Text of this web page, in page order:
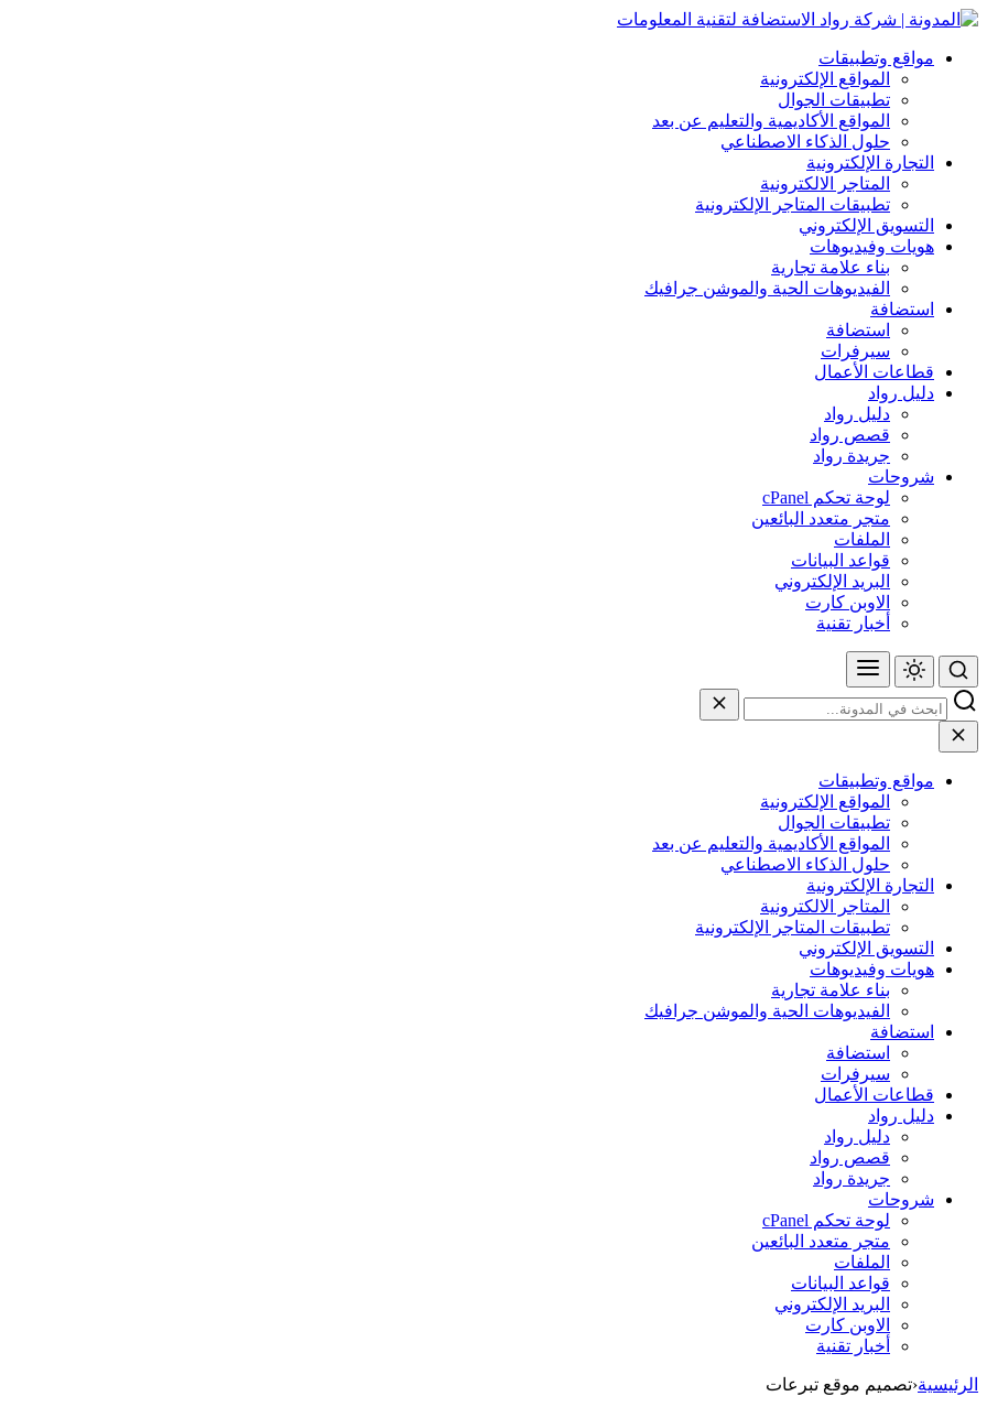
مواقع وتطبيقات
المواقع الإلكترونية
تطبيقات الجوال
المواقع الأكاديمية والتعليم عن بعد
حلول الذكاء الاصطناعي
التجارة الإلكترونية
المتاجر الالكترونية
تطبيقات المتاجر الإلكترونية
التسويق الإلكتروني
هويات وفيديوهات
بناء علامة تجارية
الفيديوهات الحية والموشن جرافيك
استضافة
استضافة
سيرفرات
قطاعات الأعمال
دليل رواد
دليل رواد
قصص رواد
جريدة رواد
شروحات
لوحة تحكم cPanel
متجر متعدد البائعين
الملفات
قواعد البيانات
البريد الإلكتروني
الاوبن كارت
أخبار تقنية
مواقع وتطبيقات
المواقع الإلكترونية
تطبيقات الجوال
المواقع الأكاديمية والتعليم عن بعد
حلول الذكاء الاصطناعي
التجارة الإلكترونية
المتاجر الالكترونية
تطبيقات المتاجر الإلكترونية
التسويق الإلكتروني
هويات وفيديوهات
بناء علامة تجارية
الفيديوهات الحية والموشن جرافيك
استضافة
استضافة
سيرفرات
قطاعات الأعمال
دليل رواد
دليل رواد
قصص رواد
جريدة رواد
شروحات
لوحة تحكم cPanel
متجر متعدد البائعين
الملفات
قواعد البيانات
البريد الإلكتروني
الاوبن كارت
أخبار تقنية
الرئيسية‹تصميم موقع تبرعات